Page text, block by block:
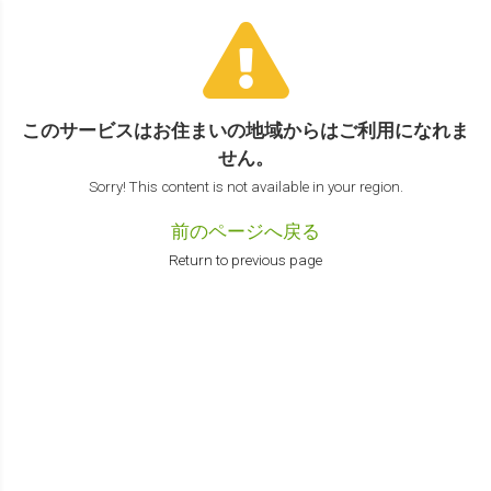
このサービスはお住まいの地域からはご利用になれま
せん。
Sorry! This content is not available in your region.
前のページへ戻る
Return to previous page